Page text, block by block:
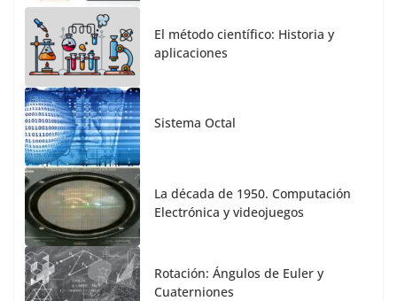
El método científico: Historia y
aplicaciones
Sistema Octal
La década de 1950. Computación
Electrónica y videojuegos
Rotación: Ángulos de Euler y
Cuaterniones